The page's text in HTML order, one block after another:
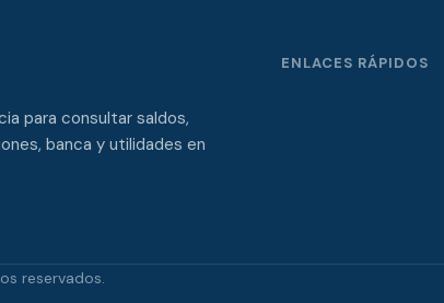
para consultar saldos,
banca y utilidades en
ENLACES RÁPIDOS
reservados.